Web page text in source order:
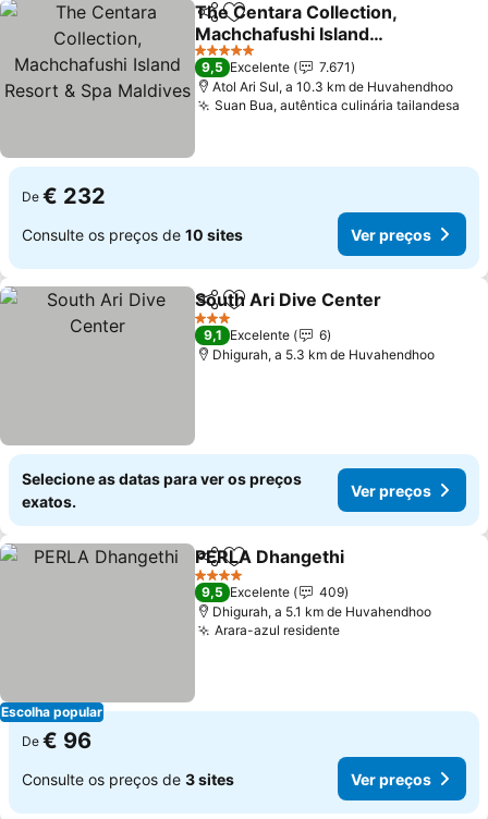
PartilharAdicionar aos favoritos
The Centara Collection,
Machchafushi Island
Resort & Spa Maldives
5 Estrelas
9,5 Excelente
7.671
Atol Ari Sul, a 10.3 km de Huvahendhoo
Suan Bua, autêntica culinária tailandesa
De € 232
Consulte os preços de 10 sites Ver preços
PartilharAdicionar aos favoritos
South Ari Dive Center
3 Estrelas
9,1 Excelente
6
Dhigurah, a 5.3 km de Huvahendhoo
Selecione as datas para ver os preços
exatos.
Ver preços
Escolha popular
PartilharAdicionar aos favoritos
PERLA Dhangethi
4 Estrelas
9,5 Excelente
409
Dhigurah, a 5.1 km de Huvahendhoo
Arara-azul residente
De € 96
Consulte os preços de 3 sites Ver preços